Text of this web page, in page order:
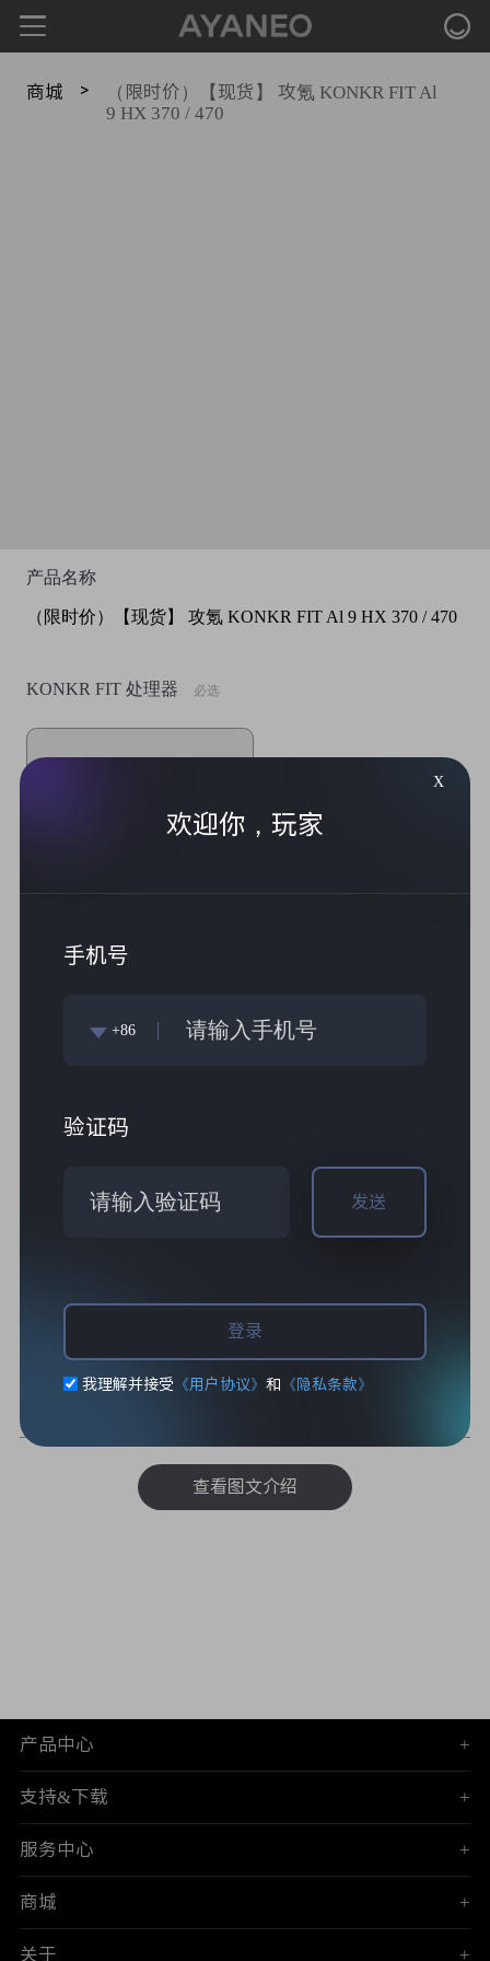
商城 >
（限时价）【现货】 攻氪 KONKR FIT Al
9 HX 370 / 470
产品名称
（限时价）【现货】 攻氪 KONKR FIT Al 9 HX 370 / 470
KONKR FIT 处理器 必选
KONKR FIT 颜色
龙影黄 流光银
32G+1T
商品信息 评价 媒体评测
查看图文介绍
产品中心 +
支持&下载 +
服务中心 +
商城 +
关于 +
欢迎你，玩家
X
手机号
+86
验证码
发送
登录
我理解并接受 《用户协议》 和 《隐私条款》